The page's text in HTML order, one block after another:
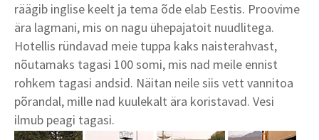
räägib inglise keelt ja tema õde elab Eestis. Proovime
ära lagmani, mis on nagu ühepajatoit nuudlitega.
Hotellis ründavad meie tuppa kaks naisterahvast,
nõutamaks tagasi 100 somi, mis nad meile ennist
rohkem tagasi andsid. Näitan neile siis vett vannitoa
põrandal, mille nad kuulekalt ära koristavad. Vesi
ilmub peagi tagasi.